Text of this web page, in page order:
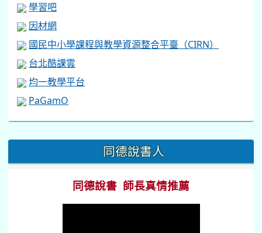
學習吧
因材網
國民中小學課程與教學資源整合平臺（CIRN）
台北酷課雲
均一教學平台
PaGamO
::: 同德說書人
同德說書 師長真情推薦